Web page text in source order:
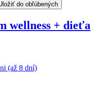
do obľúbených
wellness + dieťa
(až 8 dní)